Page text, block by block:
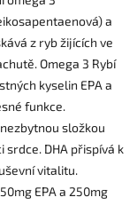
a
z ryb žijících ve
Omega 3 Rybí
kyselin EPA a
funkce.
složkou
srdce. DHA přispívá k
vitalitu.
EPA a 250mg